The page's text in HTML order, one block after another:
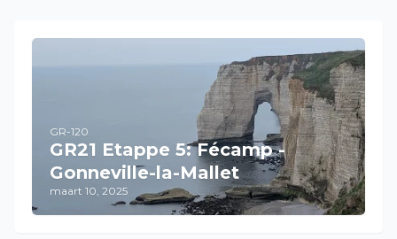
GR-120
GR21 Etappe 5: Fécamp -
Gonneville-la-Mallet
maart 10, 2025